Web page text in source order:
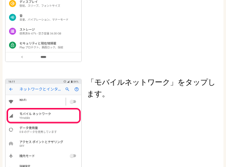
「モバイルネットワーク」をタップし
ます。